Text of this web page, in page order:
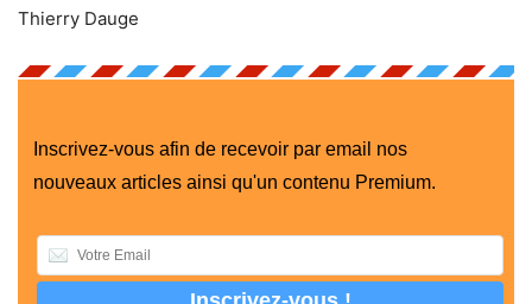
Thierry Dauge
Inscrivez-vous afin de recevoir par email nos
nouveaux articles ainsi qu'un contenu Premium.